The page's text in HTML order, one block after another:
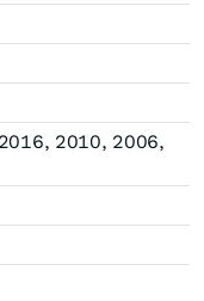
2010, 2006,